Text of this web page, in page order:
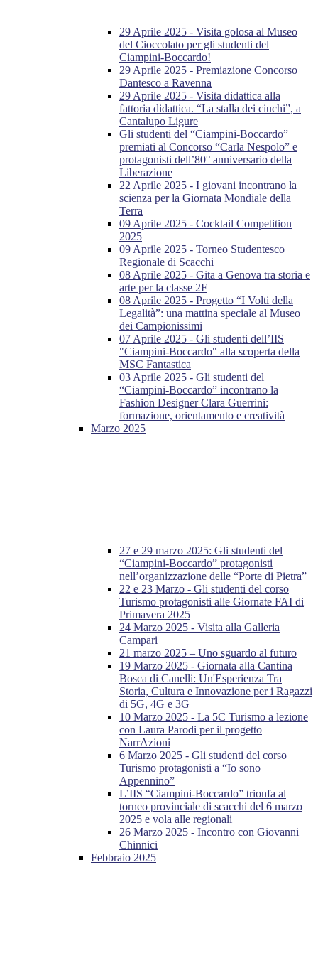
29 Aprile 2025 - Visita golosa al Museo
del Cioccolato per gli studenti del
Ciampini-Boccardo!
29 Aprile 2025 - Premiazione Concorso
Dantesco a Ravenna
29 Aprile 2025 - Visita didattica alla
fattoria didattica. “La stalla dei ciuchi”, a
Cantalupo Ligure
Gli studenti del “Ciampini-Boccardo”
premiati al Concorso “Carla Nespolo” e
protagonisti dell’80° anniversario della
Liberazione
22 Aprile 2025 - I giovani incontrano la
scienza per la Giornata Mondiale della
Terra
09 Aprile 2025 - Cocktail Competition
2025
09 Aprile 2025 - Torneo Studentesco
Regionale di Scacchi
08 Aprile 2025 - Gita a Genova tra storia e
arte per la classe 2F
08 Aprile 2025 - Progetto “I Volti della
Legalità”: una mattina speciale al Museo
dei Campionissimi
07 Aprile 2025 - Gli studenti dell’IIS
"Ciampini-Boccardo" alla scoperta della
MSC Fantastica
03 Aprile 2025 - Gli studenti del
“Ciampini-Boccardo” incontrano la
Fashion Designer Clara Guerrini:
formazione, orientamento e creatività
Marzo 2025
27 e 29 marzo 2025: Gli studenti del
“Ciampini-Boccardo” protagonisti
nell’organizzazione delle “Porte di Pietra”
22 e 23 Marzo - Gli studenti del corso
Turismo protagonisti alle Giornate FAI di
Primavera 2025
24 Marzo 2025 - Visita alla Galleria
Campari
21 marzo 2025 – Uno sguardo al futuro
19 Marzo 2025 - Giornata alla Cantina
Bosca di Canelli: Un'Esperienza Tra
Storia, Cultura e Innovazione per i Ragazzi
di 5G, 4G e 3G
10 Marzo 2025 - La 5C Turismo a lezione
con Laura Parodi per il progetto
NarrAzioni
6 Marzo 2025 - Gli studenti del corso
Turismo protagonisti a “Io sono
Appennino”
L’IIS “Ciampini-Boccardo” trionfa al
torneo provinciale di scacchi del 6 marzo
2025 e vola alle regionali
26 Marzo 2025 - Incontro con Giovanni
Chinnici
Febbraio 2025